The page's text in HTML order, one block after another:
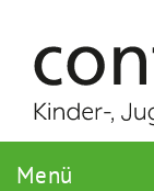
Menü